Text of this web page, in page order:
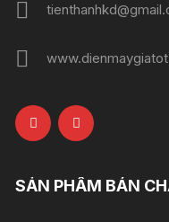
SẢN PHẨM BÁN